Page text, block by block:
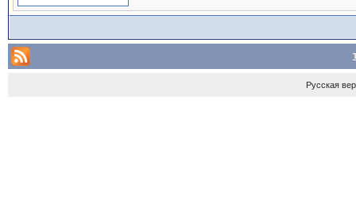
Русская